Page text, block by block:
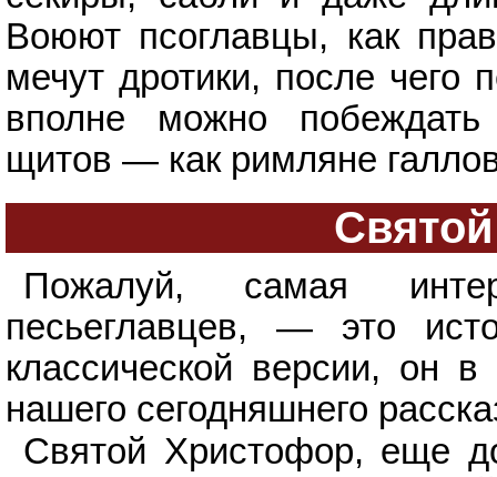
Воюют псоглавцы, как
мечут дротики, после чего
вполне можно
щитов — как римляне
Пожалуй, самая
песьеглавцев, — это
классической версии, он
нашего сегодняшнего
Святой Христофор, еще